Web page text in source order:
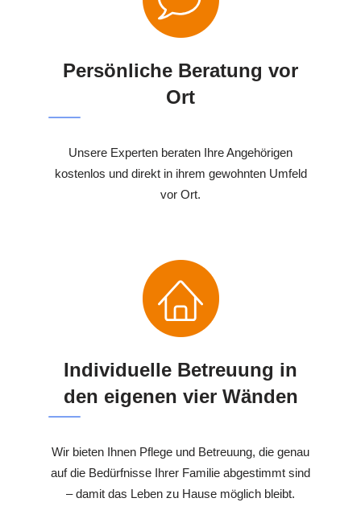
Persönliche Beratung vor
Ort
Unsere Experten beraten Ihre Angehörigen
kostenlos und direkt in ihrem gewohnten Umfeld
vor Ort.
Individuelle Betreuung in
den eigenen vier Wänden
Wir bieten Ihnen Pflege und Betreuung, die genau
auf die Bedürfnisse Ihrer Familie abgestimmt sind
– damit das Leben zu Hause möglich bleibt.